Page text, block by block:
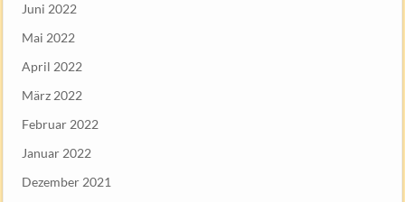
Juni 2022
Mai 2022
April 2022
März 2022
Februar 2022
Januar 2022
Dezember 2021